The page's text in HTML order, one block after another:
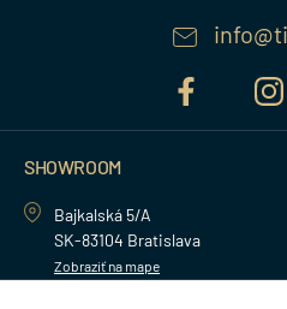
SHOWROOM
Bajkalská 5/A
SK-83104 Bratislava
Zobraziť na mape